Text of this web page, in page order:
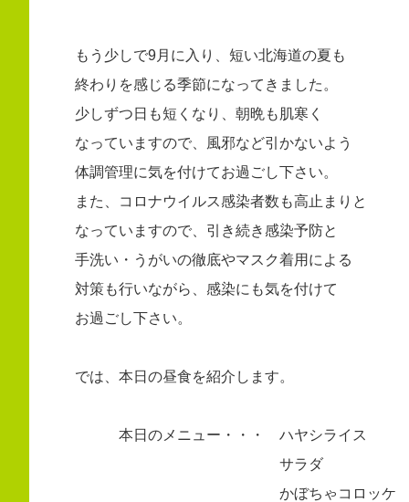
もう少しで9月に入り、短い北海道の夏も
終わりを感じる季節になってきました。
少しずつ日も短くなり、朝晩も肌寒く
なっていますので、風邪など引かないよう
体調管理に気を付けてお過ごし下さい。
また、コロナウイルス感染者数も高止まりと
なっていますので、引き続き感染予防と
手洗い・うがいの徹底やマスク着用による
対策も行いながら、感染にも気を付けて
お過ごし下さい。
では、本日の昼食を紹介します。
本日のメニュー・・・ ハヤシライス
サラダ
かぼちゃコロッケ